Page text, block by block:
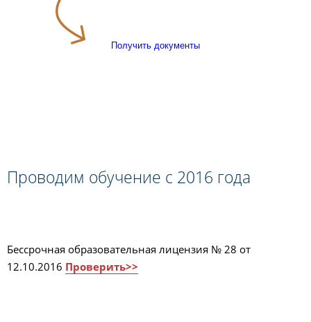
Получить документы
Проводим обучение с 2016 года
Бессрочная образовательная лицензия № 28 от
12.10.2016 Проверить>>